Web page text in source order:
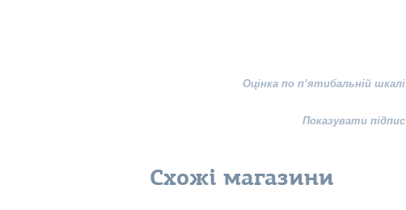
Оцінка по п’ятибальній шкалі
Показувати підпис
Схожі магазини